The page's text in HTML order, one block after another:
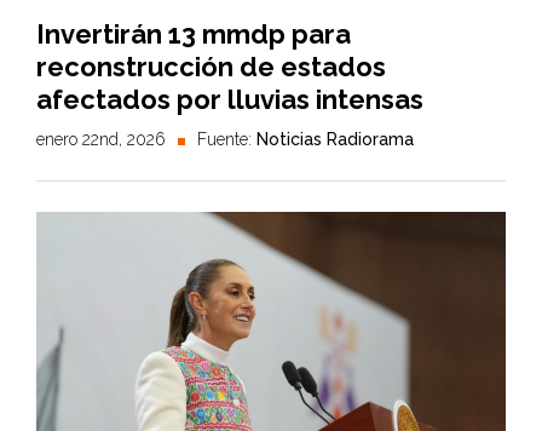
Invertirán 13 mmdp para
reconstrucción de estados
afectados por lluvias intensas
enero 22nd, 2026 Fuente: Noticias Radiorama